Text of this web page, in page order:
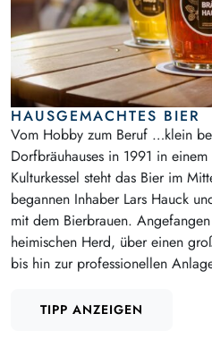
HAUSGEMACHTES BIER
Vom Hobby zum Beruf …klein
Dorfbräuhauses in 1991 in
Kulturkessel steht das Bier im
begannen Inhaber Lars Hauck
mit dem Bierbrauen.
heimischen Herd, über einen
bis hin zur professionellen
TIPP ANZEIGEN